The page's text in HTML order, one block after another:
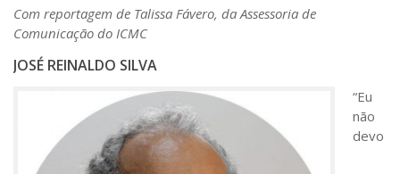
Com reportagem de Talissa Fávero, da Assessoria de
Comunicação do ICMC
JOSÉ REINALDO SILVA
“Eu
não
devo